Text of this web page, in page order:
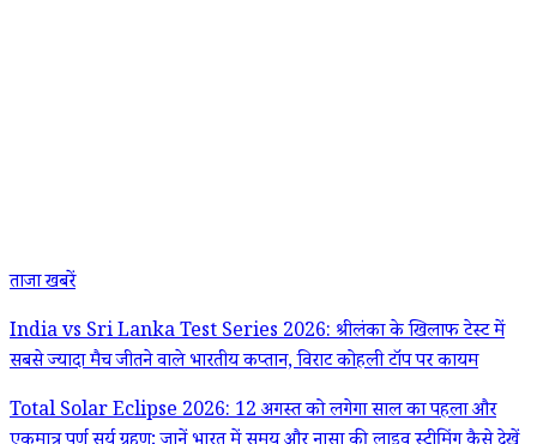
ताजा खबरें
India vs Sri Lanka Test Series 2026: श्रीलंका के खिलाफ टेस्ट में
सबसे ज्यादा मैच जीतने वाले भारतीय कप्तान, विराट कोहली टॉप पर कायम
Total Solar Eclipse 2026: 12 अगस्त को लगेगा साल का पहला और